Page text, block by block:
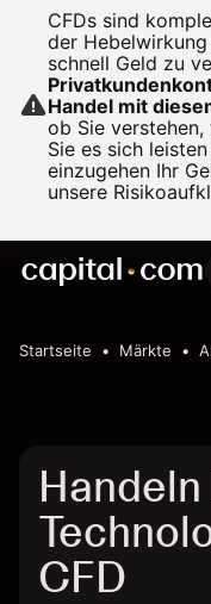
CFDs sind
der
schnell Geld zu
Handel mit
ob Sie
Sie es sich
einzugehen Ihr
unsere
Startseite Märkte
Handeln
CFD